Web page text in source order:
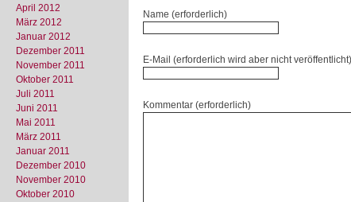
April 2012
März 2012
Januar 2012
Dezember 2011
November 2011
Oktober 2011
Juli 2011
Juni 2011
Mai 2011
März 2011
Januar 2011
Dezember 2010
November 2010
Oktober 2010
Name (erforderlich)
E-Mail (erforderlich wird aber nicht veröffentlicht)
Kommentar (erforderlich)